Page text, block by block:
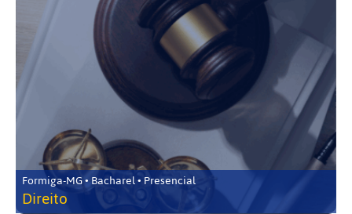
Formiga-MG • Bacharel • Presencial
Direito